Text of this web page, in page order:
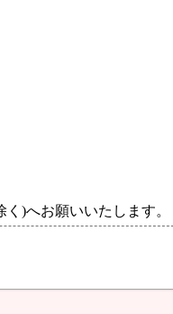
)へお願いいたします。